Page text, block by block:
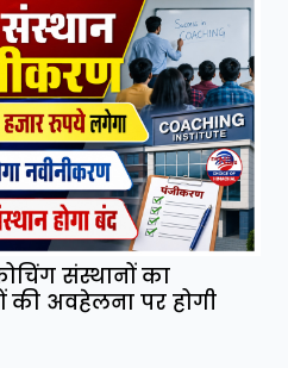
संस्थानों का
अवहेलना पर होगी